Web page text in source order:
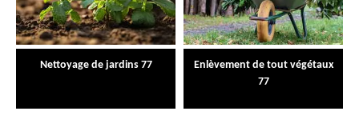
Nettoyage de jardins 77
Enlèvement de tout végétaux
77